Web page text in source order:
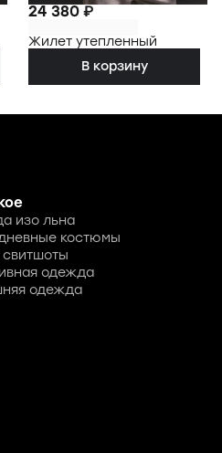
24 380 ₽
Жилет утепленный
В корзину
изо льна
костюмы
свитшоты
одежда
одежда